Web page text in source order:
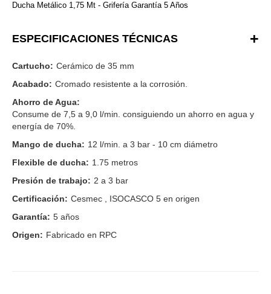
Ducha Metálico 1,75 Mt - Grifería Garantía 5 Años
ESPECIFICACIONES TÉCNICAS
Cartucho: Cerámico de 35 mm
Acabado: Cromado resistente a la corrosión.
Ahorro de Agua:
Consume de 7,5 a 9,0 l/min. consiguiendo un ahorro en agua y
energía de 70%.
Mango de ducha: 12 l/min. a 3 bar - 10 cm diámetro
Flexible de ducha: 1.75 metros
Presión de trabajo: 2 a 3 bar
Certificación: Cesmec , ISOCASCO 5 en origen
Garantía: 5 años
Origen: Fabricado en RPC